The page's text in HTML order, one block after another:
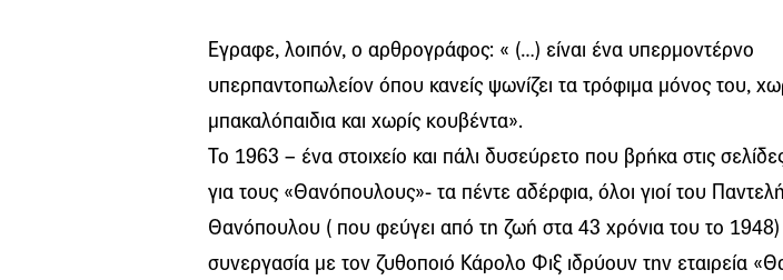
Εγραφε, λοιπόν, ο αρθρογράφος: « (…) είναι ένα υπερμοντέρνο
υπερπαντοπωλείον όπου κανείς ψωνίζει τα τρόφιμα μόνος του,
μπακαλόπαιδια και χωρίς κουβέντα».
Το 1963 – ένα στοιχείο και πάλι δυσεύρετο που βρήκα στις
για τους «Θανόπουλους»- τα πέντε αδέρφια, όλοι γιοί του Παντελή
Θανόπουλου ( που φεύγει από τη ζωή στα 43 χρόνια του το
συνεργασία με τον ζυθοποιό Κάρολο Φιξ ιδρύουν την εταιρεία